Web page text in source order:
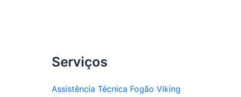
Serviços
Assistência Técnica Fogão Viking